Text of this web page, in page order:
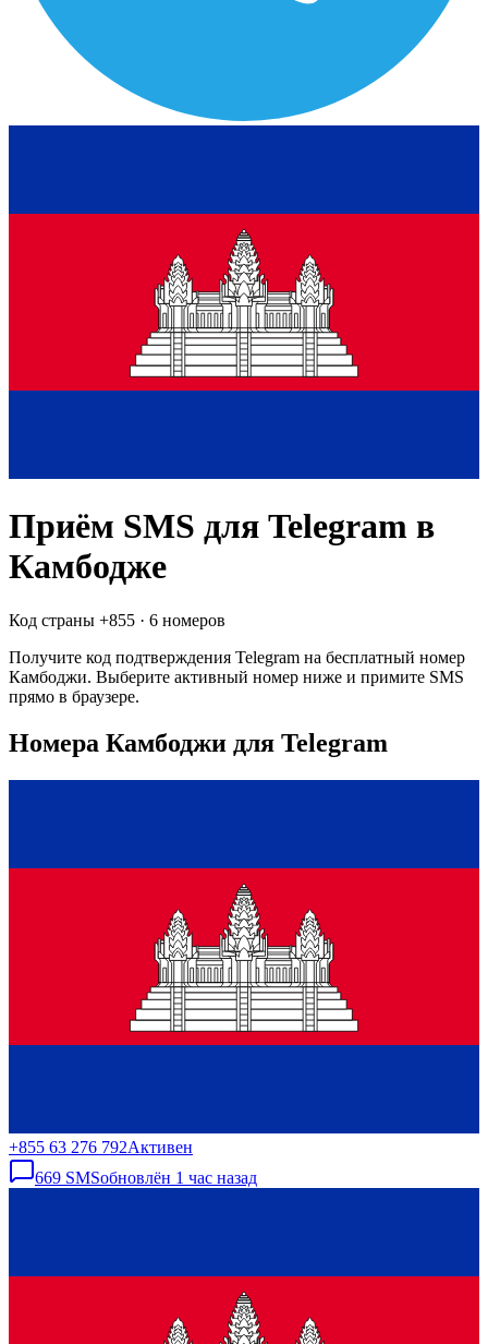
Приём SMS для Telegram в
Камбодже
Код страны +855 · 6 номеров
Получите код подтверждения Telegram на бесплатный номер
Камбоджи. Выберите активный номер ниже и примите SMS
прямо в браузере.
Номера Камбоджи для Telegram
+855 63 276 792Активен
669 SMSобновлён 1 час назад